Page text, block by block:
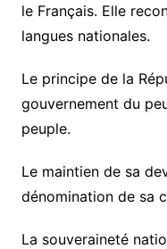
le Français. Elle
langues nationales.
Le principe de la
gouvernement du
peuple.
Le maintien de sa
dénomination de sa
La souveraineté